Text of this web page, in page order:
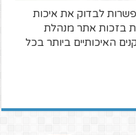
לבדוק את איכות
בזכות אתר מנהלת
האיכותיים ביותר בכל